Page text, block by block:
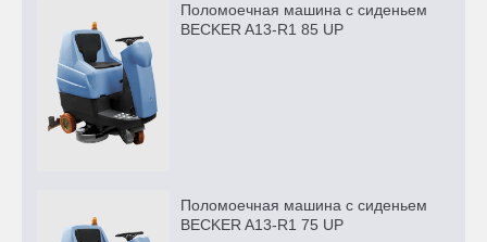
Поломоечная машина с сиденьем
BECKER A13-R1 85 UP
Поломоечная машина с сиденьем
BECKER A13-R1 75 UP